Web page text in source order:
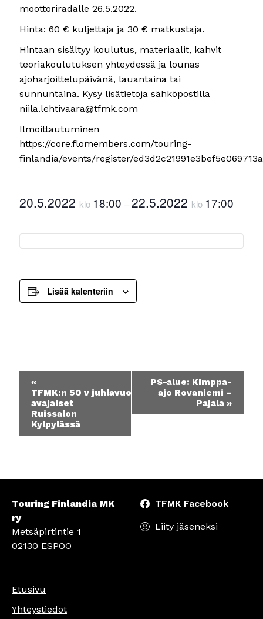
moottoriradalle 26.5.2022.
Hinta: 60 € kuljettaja ja 30 € matkustaja.
Hintaan sisältyy koulutus, materiaalit, kahvit
teoriakoulutuksen yhteydessä ja lounas
ajoharjoittelupäivänä, lauantaina tai
sunnuntaina. Kysy lisätietoja sähköpostilla
niila.lehtivaara@tfmk.com
Ilmoittautuminen
https://core.flomembers.com/touring-
finlandia/events/register/
20.5.2022 klo 18:00– 22.5.2022 klo 17:00
Lisää kalenteriin
Tapahtuma
navigointi
«
TFMK:n 50 v juhlavuoden ajokauden
avajaiset
Ruissalon
Kylpylässä
PS-alue: Kimppa-
ajo Rovaniemi –
Pajala »
Touring Finlandia MK
ry
Metsäpirtintie 1
02130 ESPOO
TFMK Facebook
Liity jäseneksi
Etusivu
Yhteystiedot